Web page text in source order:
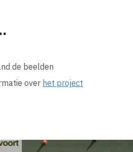
de beelden
over het project